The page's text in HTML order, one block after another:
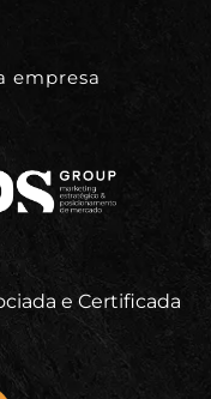
empresa
e Certificada